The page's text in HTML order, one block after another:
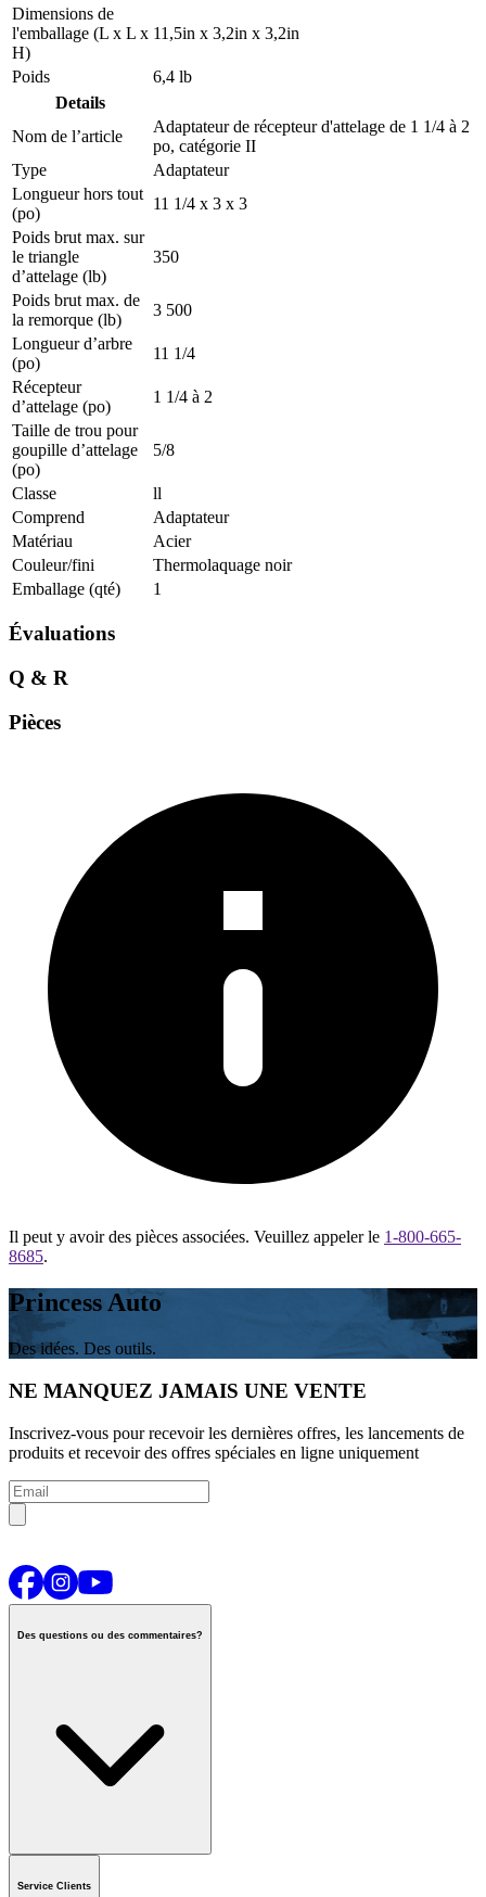
Dimensions de
l'emballage (L x L x
H)
11,5in x 3,2in x 3,2in
Poids
6,4 lb
Details
Nom de l’article
Adaptateur de récepteur d'attelage de 1 1/4 à 2
po, catégorie II
Type
Adaptateur
Longueur hors tout
(po)
11 1/4 x 3 x 3
Poids brut max. sur
le triangle
d’attelage (lb)
350
Poids brut max. de
la remorque (lb)
3 500
Longueur d’arbre
(po)
11 1/4
Récepteur
d’attelage (po)
1 1/4 à 2
Taille de trou pour
goupille d’attelage
(po)
5/8
Classe
ll
Comprend
Adaptateur
Matériau
Acier
Couleur/fini
Thermolaquage noir
Emballage (qté)
1
Évaluations
Q & R
Pièces
Il peut y avoir des pièces associées. Veuillez appeler le 1-800-665-
8685.
Princess Auto
Des idées. Des outils.
NE MANQUEZ JAMAIS UNE VENTE
Inscrivez-vous pour recevoir les dernières offres, les lancements de
produits et recevoir des offres spéciales en ligne uniquement
Des questions ou des commentaires?
Contactez-nous
ou appeler1-800-665-8685
Service Clients